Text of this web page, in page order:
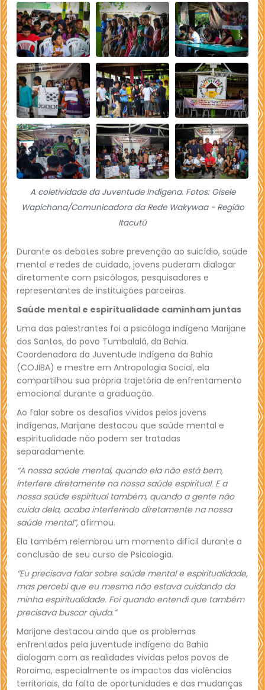
A coletividade da Juventude Indígena. Fotos: Gisele
Wapichana/Comunicadora da Rede Wakywaa - Região
Itacutú
Durante os debates sobre prevenção ao suicídio, saúde
mental e redes de cuidado, jovens puderam dialogar
diretamente com psicólogos, pesquisadores e
representantes de instituições parceiras.
Saúde mental e espiritualidade caminham juntas
Uma das palestrantes foi a psicóloga indígena Marijane
dos Santos, do povo Tumbalalá, da Bahia.
Coordenadora da Juventude Indígena da Bahia
(COJIBA) e mestre em Antropologia Social, ela
compartilhou sua própria trajetória de enfrentamento
emocional durante a graduação.
Ao falar sobre os desafios vividos pelos jovens
indígenas, Marijane destacou que saúde mental e
espiritualidade não podem ser tratadas
separadamente.
“A nossa saúde mental, quando ela não está bem,
interfere diretamente na nossa saúde espiritual. E a
nossa saúde espiritual também, quando a gente não
cuida dela, acaba interferindo diretamente na nossa
saúde mental”, afirmou.
Ela também relembrou um momento difícil durante a
conclusão de seu curso de Psicologia.
“Eu precisava falar sobre saúde mental e espiritualidade,
mas percebi que eu mesma não estava cuidando da
minha espiritualidade. Foi quando entendi que também
precisava buscar ajuda.”
Marijane destacou ainda que os problemas
enfrentados pela juventude indígena da Bahia
dialogam com as realidades vividas pelos povos de
Roraima, especialmente os impactos das violências
territoriais, da falta de oportunidades e das mudanças